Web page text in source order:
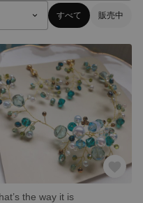
すべて 販売中
the way it is